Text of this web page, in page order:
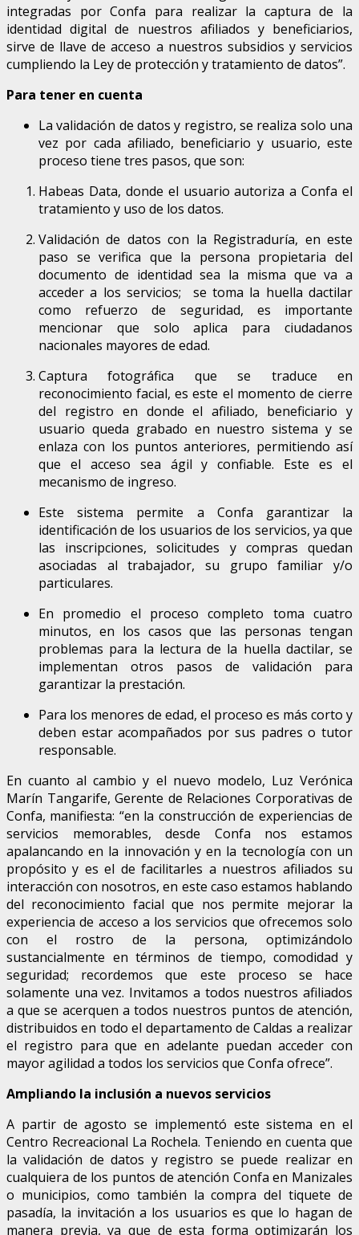
integradas por Confa para realizar la captura de la
identidad digital de nuestros afiliados y beneficiarios,
sirve de llave de acceso a nuestros subsidios y servicios
cumpliendo la Ley de protección y tratamiento de datos”.
Para tener en cuenta
La validación de datos y registro, se realiza solo una
vez por cada afiliado, beneficiario y usuario, este
proceso tiene tres pasos, que son:
Habeas Data, donde el usuario autoriza a Confa el
tratamiento y uso de los datos.
Validación de datos con la Registraduría, en este
paso se verifica que la persona propietaria del
documento de identidad sea la misma que va a
acceder a los servicios; se toma la huella dactilar
como refuerzo de seguridad, es importante
mencionar que solo aplica para ciudadanos
nacionales mayores de edad.
Captura fotográfica que se traduce en
reconocimiento facial, es este el momento de cierre
del registro en donde el afiliado, beneficiario y
usuario queda grabado en nuestro sistema y se
enlaza con los puntos anteriores, permitiendo así
que el acceso sea ágil y confiable. Este es el
mecanismo de ingreso.
Este sistema permite a Confa garantizar la
identificación de los usuarios de los servicios, ya que
las inscripciones, solicitudes y compras quedan
asociadas al trabajador, su grupo familiar y/o
particulares.
En promedio el proceso completo toma cuatro
minutos, en los casos que las personas tengan
problemas para la lectura de la huella dactilar, se
implementan otros pasos de validación para
garantizar la prestación.
Para los menores de edad, el proceso es más corto y
deben estar acompañados por sus padres o tutor
responsable.
En cuanto al cambio y el nuevo modelo, Luz Verónica
Marín Tangarife, Gerente de Relaciones Corporativas de
Confa, manifiesta: “en la construcción de experiencias de
servicios memorables, desde Confa nos estamos
apalancando en la innovación y en la tecnología con un
propósito y es el de facilitarles a nuestros afiliados su
interacción con nosotros, en este caso estamos hablando
del reconocimiento facial que nos permite mejorar la
experiencia de acceso a los servicios que ofrecemos solo
con el rostro de la persona, optimizándolo
sustancialmente en términos de tiempo, comodidad y
seguridad; recordemos que este proceso se hace
solamente una vez. Invitamos a todos nuestros afiliados
a que se acerquen a todos nuestros puntos de atención,
distribuidos en todo el departamento de Caldas a realizar
el registro para que en adelante puedan acceder con
mayor agilidad a todos los servicios que Confa ofrece”.
Ampliando la inclusión a nuevos servicios
A partir de agosto se implementó este sistema en el
Centro Recreacional La Rochela. Teniendo en cuenta que
la validación de datos y registro se puede realizar en
cualquiera de los puntos de atención Confa en Manizales
o municipios, como también la compra del tiquete de
pasadía, la invitación a los usuarios es que lo hagan de
manera previa, ya que de esta forma optimizarán los